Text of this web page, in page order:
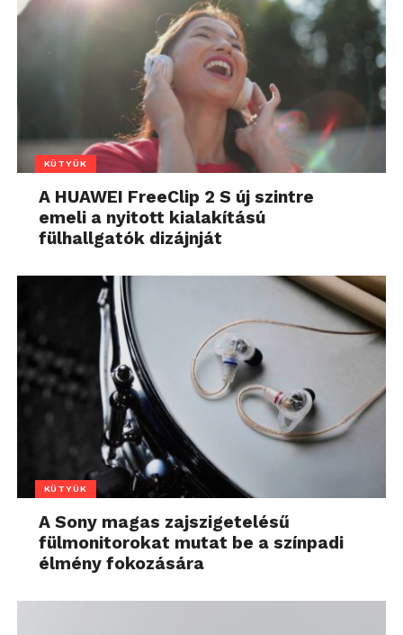
KÜTYÜK
A HUAWEI FreeClip 2 S új szintre
emeli a nyitott kialakítású
fülhallgatók dizájnját
KÜTYÜK
A Sony magas zajszigetelésű
fülmonitorokat mutat be a színpadi
élmény fokozására